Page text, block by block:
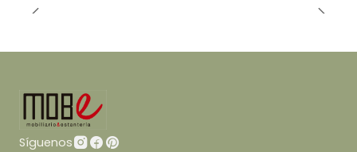
Síguenos